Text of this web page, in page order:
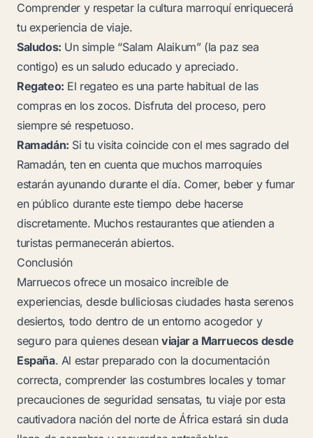
Comprender y respetar la cultura marroquí enriquecerá
tu experiencia de viaje.
Saludos: Un simple “Salam Alaikum” (la paz sea
contigo) es un saludo educado y apreciado.
Regateo: El regateo es una parte habitual de las
compras en los zocos. Disfruta del proceso, pero
siempre sé respetuoso.
Ramadán: Si tu visita coincide con el mes sagrado del
Ramadán, ten en cuenta que muchos marroquíes
estarán ayunando durante el día. Comer, beber y fumar
en público durante este tiempo debe hacerse
discretamente. Muchos restaurantes que atienden a
turistas permanecerán abiertos.
Conclusión
Marruecos ofrece un mosaico increíble de
experiencias, desde bulliciosas ciudades hasta serenos
desiertos, todo dentro de un entorno acogedor y
seguro para quienes deseanviajar a Marruecos desde
España. Al estar preparado con la documentación
correcta, comprender las costumbres locales y tomar
precauciones de seguridad sensatas, tu viaje por esta
cautivadora nación del norte de África estará sin duda